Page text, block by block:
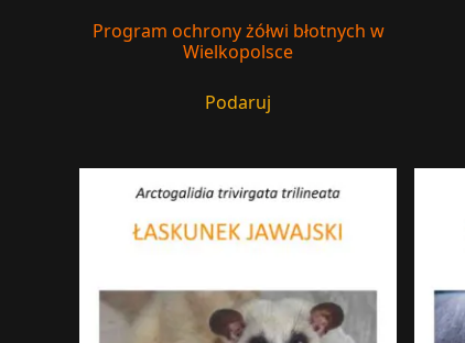
Program ochrony żółwi błotnych w
Wielkopolsce
Podaruj